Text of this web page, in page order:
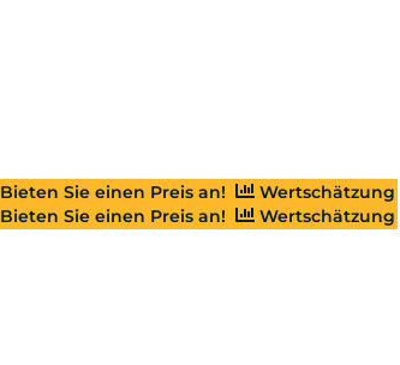
Bieten Sie einen Preis an!
Wertschätzung
Bieten Sie einen Preis an! Wertschätzung